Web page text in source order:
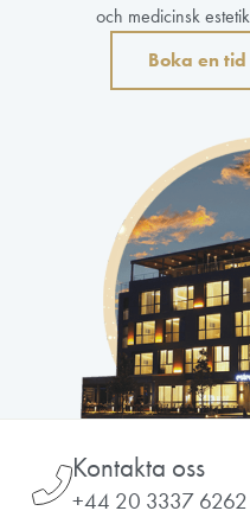
och medicinsk
Boka en
Kontakta oss
+44 20 3337 6262